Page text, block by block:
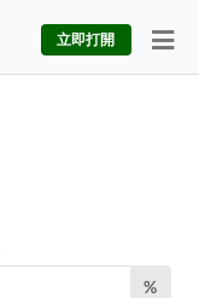
立即打開
%